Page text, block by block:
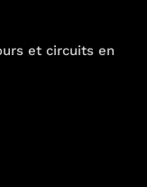
et circuits en